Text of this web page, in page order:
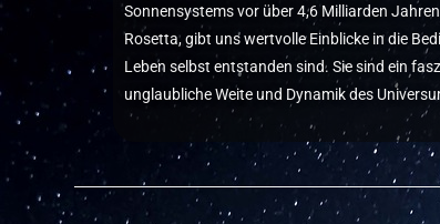
Sonnensystems vor über 4,6 Milliarden
Rosetta, gibt uns wertvolle Einblicke in die
Leben selbst entstanden sind. Sie sind ein
unglaubliche Weite und Dynamik des